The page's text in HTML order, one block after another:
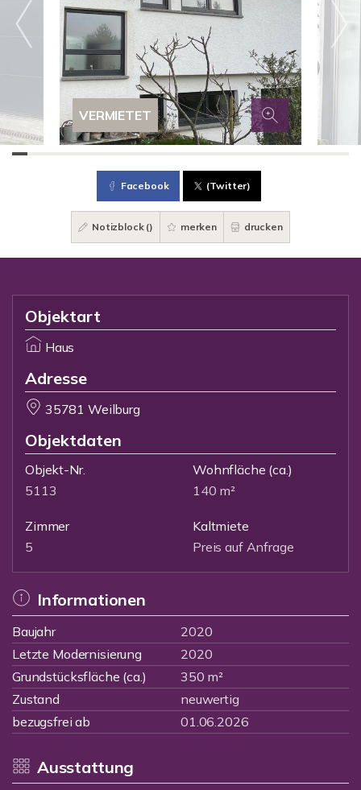
VERMIETET
Facebook (Twitter)
Notizblock () merken drucken
Objektart
Haus
Adresse
35781 Weilburg
Objektdaten
Objekt-Nr.
5113
Wohnfläche (ca.)
140 m²
Zimmer
5
Kaltmiete
Preis auf Anfrage
Informationen
Baujahr
2020
Letzte Modernisierung
2020
Grundstücksfläche (ca.)
350 m²
Zustand
neuwertig
bezugsfrei ab
01.06.2026
Ausstattung